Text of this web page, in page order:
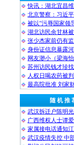
快讯：湖北宜昌
北京警察：习近
被以“污辱国家领
湖北访民余甘林
张少杰家前仍有
身份证信息暴露
网友渺小（梁海
苏州访民钱才珍
人权日喝农药被
最高院批准 刘家
随 机 推
武汉拆迁户陈明
广西维权人士谭
家属接电话通知
武汉疫情失控 中